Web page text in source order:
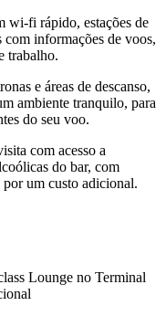
wi-fi rápido, estações de
com informações de voos,
trabalho.
e áreas de descanso,
ambiente tranquilo, para
do seu voo.
com acesso a
do bar, com
um custo adicional.
Lounge no Terminal